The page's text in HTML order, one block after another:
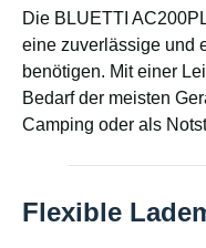
Die BLUETTI
eine zuverlässige und
benötigen. Mit einer
Bedarf der meisten
Camping oder als
Flexible